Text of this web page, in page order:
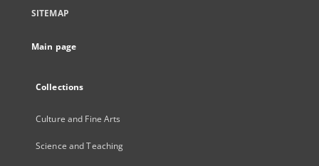
SITEMAP
Main page
Collections
Culture and Fine Arts
Science and Teaching